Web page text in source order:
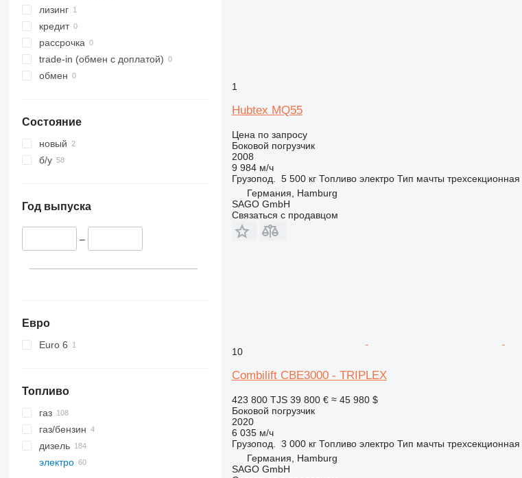
лизинг
кредит
рассрочка
trade-in (обмен с доплатой)
обмен
Состояние
новый
б/у
Год выпуска
–
Евро
Euro 6
Топливо
газ
газ/бензин
дизель
электро
1
Hubtex MQ55
Цена по запросу
Боковой погрузчик
2008
9 984 м/ч
Грузопод.
5 500 кг Топливо электро Тип мачты трехсекционная
Германия, Hamburg
SAGO GmbH
Связаться с продавцом
10
Combilift CBE3000 - TRIPLEX
423 800 TJS 39 800 € ≈ 45 980 $
Боковой погрузчик
2020
6 035 м/ч
Грузопод.
3 000 кг Топливо электро Тип мачты трехсекционная
Германия, Hamburg
SAGO GmbH